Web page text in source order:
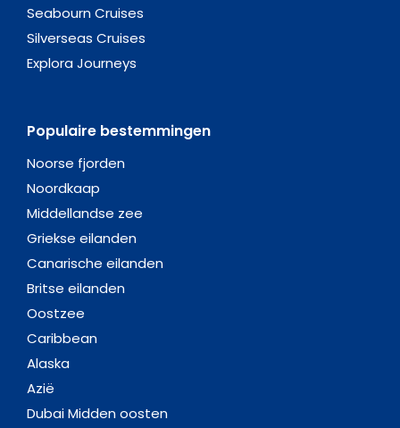
Seabourn Cruises
Silverseas Cruises
Explora Journeys
Populaire bestemmingen
Noorse fjorden
Noordkaap
Middellandse zee
Griekse eilanden
Canarische eilanden
Britse eilanden
Oostzee
Caribbean
Alaska
Azië
Dubai Midden oosten